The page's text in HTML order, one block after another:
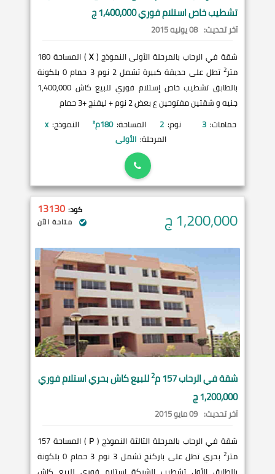
تشطيب خاص استلام فوري 1,400,000 ج
آخر تحديث: 08 يونيه 2015
شقة في الرحاب بالمرحلة الأولى النموذج (X
) المساحة 180
متر2
تطل على حديقة كبيرة تشمل 2 نوم 3 حمام 0 بلكونة
بالطابق تشطيب خاص إستلام فوري للبيع كاش 1,400,000
جنيه و شقتين مفتوحين ع بعض 2 نوم + ليفنج +3 حمام
حمامات: 3 نوم: 2 المساحة: 180م² النموذج: x
المرحلة: الأولى
1,200,000ج كود: 13130
متاحة الآن
شقة فيالرحاب 2للبيع كاش بحري استلام فوري
1,200,000 ج
آخر تحديث: 09 مايو 2015
شقة في الرحاب بالمرحلة الثالثة النموذج ( P
) المساحة 157
متر2
بحري تطل على باركنج تشمل 3 نوم 3 حمام 0 بلكونة